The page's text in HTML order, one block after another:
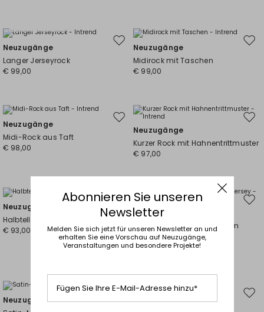
Auf
Wunschliste
Neuzugänge
Langer Jerseyrock
€ 99,00
Auf
Neuzugänge
Midirock mit Taschen
€ 99,00
Auf
Wunschliste
Neuzugänge
Midi-Rock aus Taft
€ 98,00
Auf
Neuzugänge
Kurzer Rock mit Hahnentrittmuster
€ 97,00
Auf
die
Wunschliste
Neuzugänge
Halbtellerrock in Jeans-Optik
€ 93,00
Auf
Neuzugänge
Midirock aus beschichtetem
Jersey
€ 91,00
Neuzugänge
Auf
Neuzugänge
Abonnieren Sie unseren
Newsletter
Melden Sie sich jetzt für unseren Newsletter an und
erhalten Sie eine Vorschau auf Neuzugänge,
Veranstaltungen und besondere Projekte!
Fügen Sie Ihre E-Mail-Adresse hinzu*